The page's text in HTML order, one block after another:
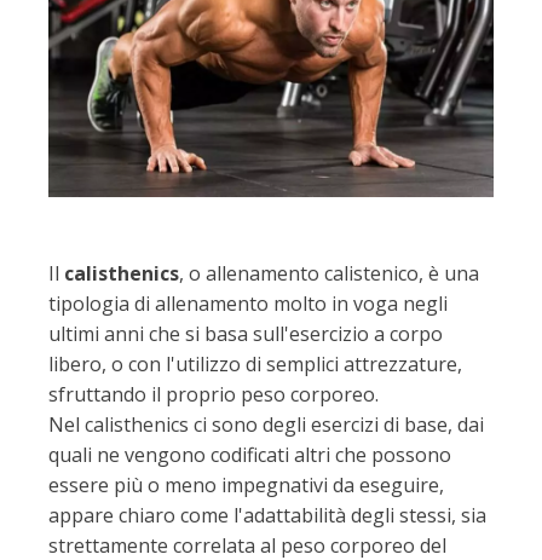
Il calisthenics, o allenamento calistenico, è una
tipologia di allenamento molto in voga negli
ultimi anni che si basa sull'esercizio a corpo
libero, o con l'utilizzo di semplici attrezzature,
sfruttando il proprio peso corporeo.
Nel calisthenics ci sono degli esercizi di base, dai
quali ne vengono codificati altri che possono
essere più o meno impegnativi da eseguire,
appare chiaro come l'adattabilità degli stessi, sia
strettamente correlata al peso corporeo del